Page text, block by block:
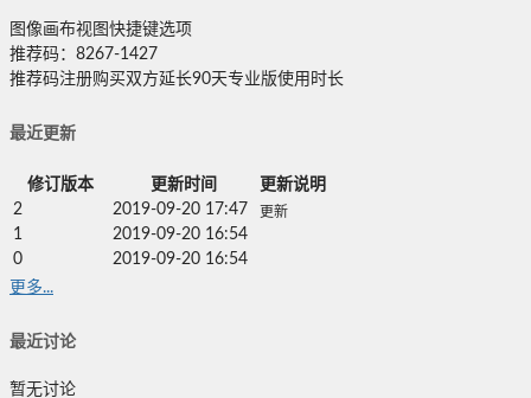
图像画布视图快捷键选项
推荐码：8267-1427
推荐码注册购买双方延长90天专业版使用时长
最近更新
修订版本 更新时间
更新说明
2
2019-09-20 17:47 更新
1
2019-09-20 16:54
0
2019-09-20 16:54
更多...
最近讨论
暂无讨论